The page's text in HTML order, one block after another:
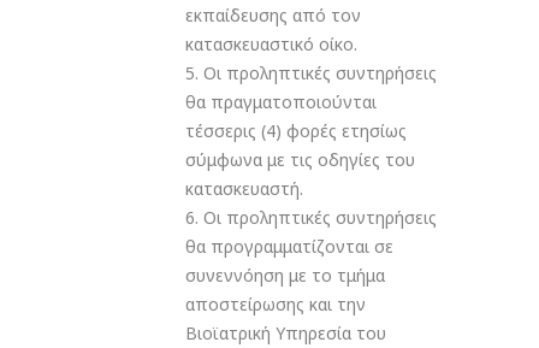
εκπαίδευσης από τον
κατασκευαστικό οίκο.
5. Οι προληπτικές συντηρήσεις
θα πραγματοποιούνται
τέσσερις (4) φορές ετησίως
σύμφωνα με τις οδηγίες του
κατασκευαστή.
6. Οι προληπτικές συντηρήσεις
θα προγραμματίζονται σε
συνεννόηση με το τμήμα
αποστείρωσης και την
Βιοϊατρική Υπηρεσία του